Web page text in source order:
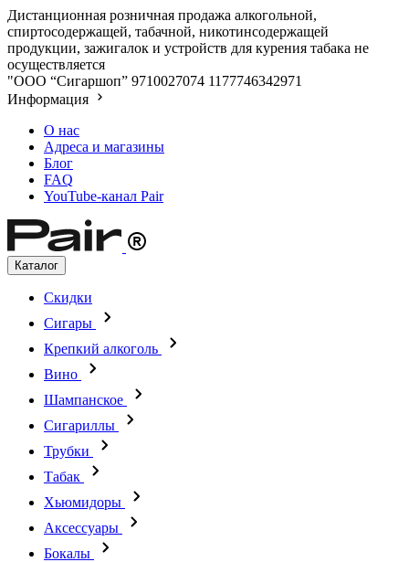
Дистанционная розничная продажа алкогольной,
спиртосодержащей, табачной, никотинсодержащей
продукции, зажигалок и устройств для курения табака не
осуществляется
"ООО “Сигаршоп” 9710027074 1177746342971
Информация
О нас
Адреса и магазины
Блог
FAQ
YouTube-канал Pair
Каталог
Скидки
Сигары
Крепкий алкоголь
Вино
Шампанское
Сигариллы
Трубки
Табак
Хьюмидоры
Аксессуары
Бокалы